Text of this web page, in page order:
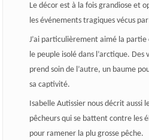
Le décor est à la fois grandiose et
les événements tragiques vécus
J’ai particulièrement aimé la partie
le peuple isolé dans l’arctique. Des
prend soin de l’autre, un baume
sa captivité.
Isabelle Autissier nous décrit aussi
pêcheurs qui se battent contre les
pour ramener la plu grosse pêche.